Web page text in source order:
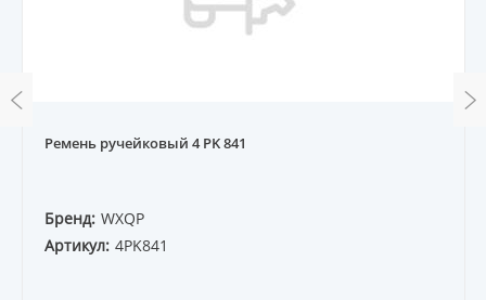
Ремень ручейковый 4 PK 841
Бренд: WXQP
Артикул: 4PK841